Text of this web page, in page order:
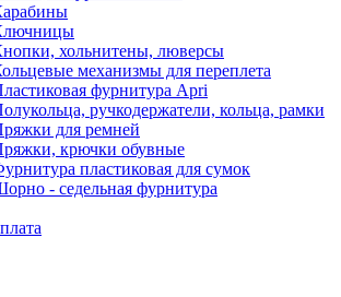
хольнитены, люверсы
механизмы для переплета
фурнитура Apri
ручкодержатели, кольца, рамки
для ремней
крючки обувные
пластиковая для сумок
- седельная фурнитура